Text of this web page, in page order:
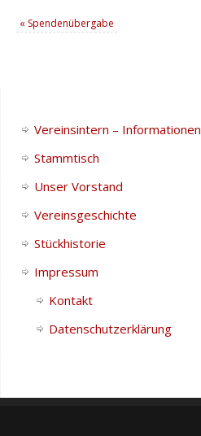
« Spendenübergabe
Vereinsintern – Informationen
Stammtisch
Unser Vorstand
Vereinsgeschichte
Stückhistorie
Impressum
Kontakt
Datenschutzerklärung